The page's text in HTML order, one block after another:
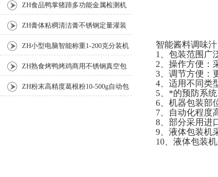
智能酱料调味
1、包装范围广
2、操作方便：
3、调节方便：
4、适用不同类
5、*的预防系
6、机器包装部
7、自动化程度
8、部分采用进
9、液体包装机
10、液体包装
ZH食品鸭掌猪蹄多功能金属检测机
ZH膏体粘稠清洁膏不锈钢定量灌装
机厂家 ZH小型电脑智能称重1-200克分装机
ZH熟食烤鸭烤鸡商用不锈钢真空包
装机 ZH粉末高精度葛根粉10-500g自动包